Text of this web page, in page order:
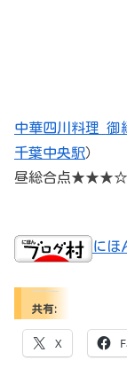
中華四川料理 御
千葉中央駅）
昼総合点
にほ
共有:
X